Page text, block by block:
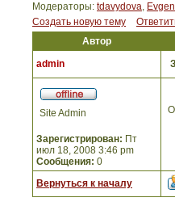
Модераторы: tdavydova,
Создать новую тему
Автор
admin
Site Admin
Зарегистрирован: Пт
июл 18, 2008 3:46 pm
Сообщения: 0
Вернуться к началу